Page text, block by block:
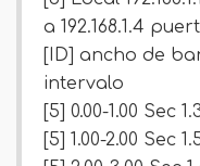
a 192.168.1.4
[ID] ancho de
intervalo
[5] 0.00-1.00 Sec
[5] 1.00-2.00 Sec